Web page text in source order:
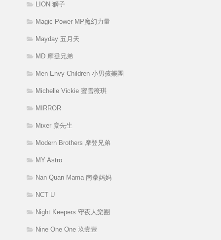
LION 獅子
Magic Power MP魔幻力量
Mayday 五月天
MD 摩登兄弟
Men Envy Children 小男孩樂團
Michelle Vickie 蜜雪薇琪
MIRROR
Mixer 麋先生
Modern Brothers 摩登兄弟
MY Astro
Nan Quan Mama 南拳妈妈
NCT U
Night Keepers 守夜人樂團
Nine One One 玖壹壹